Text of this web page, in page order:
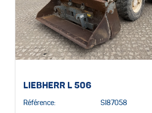
LIEBHERR L 506
Référence: SI87058